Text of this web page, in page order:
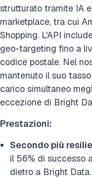
strutturato tramite IA
marketplace, tra cui
Shopping. L'API
geo-targeting fino a
codice postale. Nel
mantenuto il suo
carico simultaneo
eccezione di Bright
Prestazioni:
Secondo più
il 56% di successo
dietro a Bright Data.